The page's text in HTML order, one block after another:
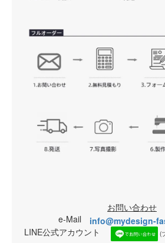
お問い合わせ
e-Mail info@mydesign-
LINE公式アカウント
(